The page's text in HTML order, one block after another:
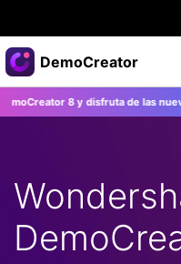
Productos destacados
Creatividad digital con AIGC
Utilidades
Empresas
Sala de prensa
Tienda
DemoCreator
Productos
Características
Características IA
Consejos sobre la IA
Soluciones
DemoCreator para
Ayuda
8 y disfruta de las nuevas